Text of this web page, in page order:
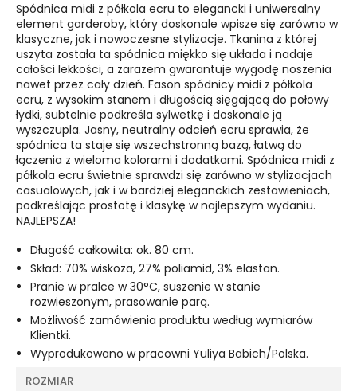
Spódnica midi z półkola ecru to elegancki i uniwersalny
element garderoby, który doskonale wpisze się zarówno w
klasyczne, jak i nowoczesne stylizacje. Tkanina z której
uszyta została ta spódnica miękko się układa i nadaje
całości lekkości, a zarazem gwarantuje wygodę noszenia
nawet przez cały dzień. Fason spódnicy midi z półkola
ecru, z wysokim stanem i długością sięgającą do połowy
łydki, subtelnie podkreśla sylwetkę i doskonale ją
wyszczupla. Jasny, neutralny odcień ecru sprawia, że
spódnica ta staje się wszechstronną bazą, łatwą do
łączenia z wieloma kolorami i dodatkami. Spódnica midi z
półkola ecru świetnie sprawdzi się zarówno w stylizacjach
casualowych, jak i w bardziej eleganckich zestawieniach,
podkreślając prostotę i klasykę w najlepszym wydaniu.
NAJLEPSZA!
Długość całkowita: ok. 80 cm.
Skład: 70% wiskoza, 27% poliamid, 3% elastan.
Pranie w pralce w 30°C, suszenie w stanie
rozwieszonym, prasowanie parą.
Możliwość zamówienia produktu według wymiarów
Klientki.
Wyprodukowano w pracowni Yuliya Babich/Polska.
ROZMIAR